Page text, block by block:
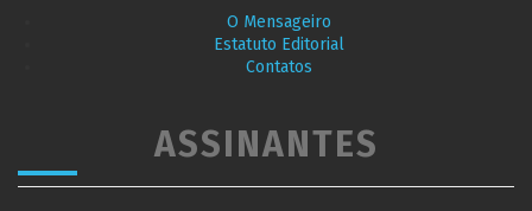
O Mensageiro
Estatuto Editorial
Contatos
ASSINANTES